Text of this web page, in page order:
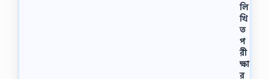
লি
খি
ত
প
রী
ক্ষা
র